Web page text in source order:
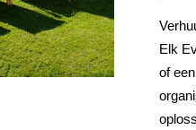
Verhuur van Tenten: De Perfecte Oplossing voor
Elk
of